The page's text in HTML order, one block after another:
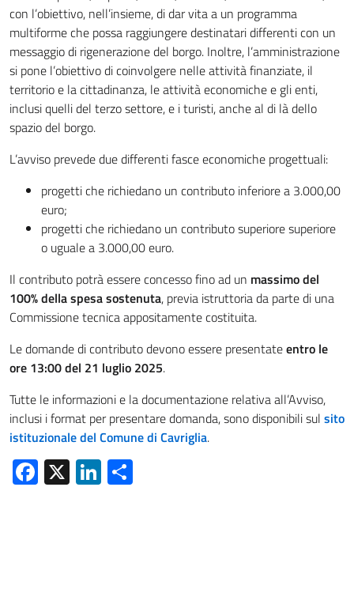
con l’obiettivo, nell’insieme, di dar vita a un programma
multiforme che possa raggiungere destinatari differenti con un
messaggio di rigenerazione del borgo. Inoltre, l’amministrazione
si pone l’obiettivo di coinvolgere nelle attività finanziate, il
territorio e la cittadinanza, le attività economiche e gli enti,
inclusi quelli del terzo settore, e i turisti, anche al di là dello
spazio del borgo.
L’avviso prevede due differenti fasce economiche progettuali:
progetti che richiedano un contributo inferiore a 3.000,00
euro;
progetti che richiedano un contributo superiore superiore
o uguale a 3.000,00 euro.
Il contributo potrà essere concesso fino ad un massimo del
100% della spesa sostenuta, previa istruttoria da parte di una
Commissione tecnica appositamente costituita.
Le domande di contributo devono essere presentateentro le
ore 13:00 del 21 luglio 2025.
Tutte le informazioni e la documentazione relativa all’Avviso,
inclusi i format per presentare domanda, sono disponibili sul sito
istituzionale del Comune di Cavriglia.
Facebook
X LinkedIn